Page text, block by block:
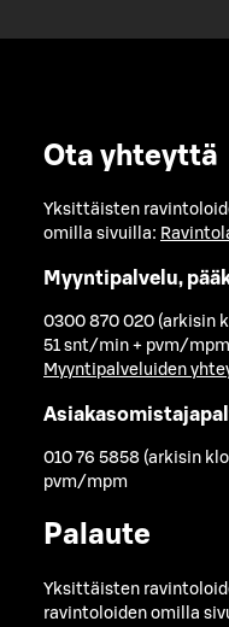
Ota yhteyttä
Yksittäisten
omilla sivuilla:
Myyntipalvelu,
0300 870 020 (arkisin
51 snt/min + pvm/mpm
Myyntipalveluiden
010 76 5858 (arkisin
pvm/mpm
Palaute
Yksittäisten
ravintoloiden omilla